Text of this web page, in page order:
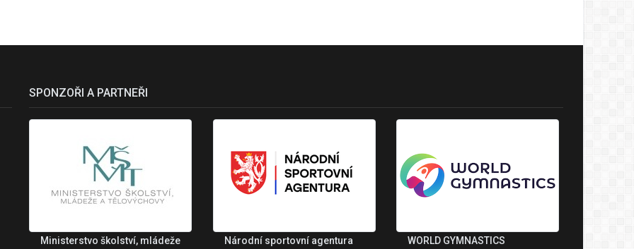
SPONZOŘI A PARTNEŘI
Ministerstvo školství, mládeže
Národní sportovní agentura WORLD GYMNASTICS